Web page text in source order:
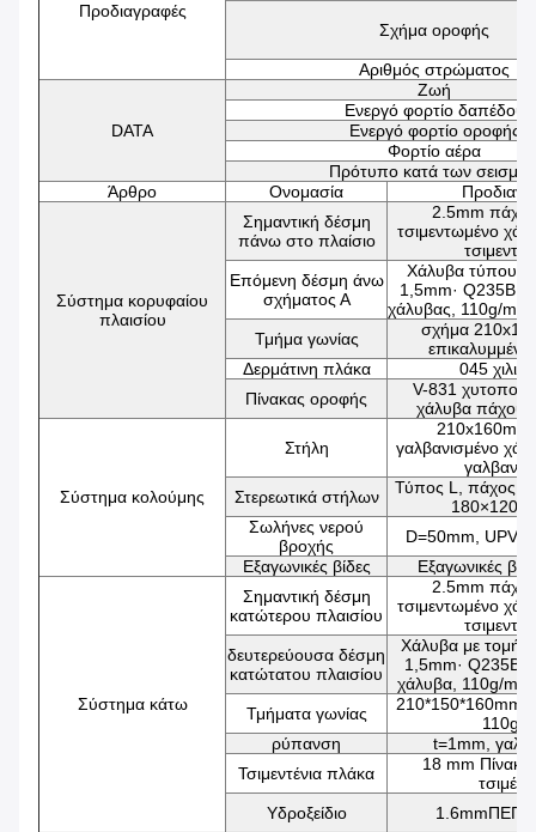
Προδιαγραφές
Σχήμα οροφής
Αριθμός στρώματος
DATA
Ζωή
Ενεργό φορτίο δαπέδου
Ενεργό φορτίο οροφής
Φορτίο αέρα
Πρότυπο κατά των
Άρθρο
Ονομασία
Σύστημα κορυφαίου
πλαισίου
Σημαντική δέσμη
πάνω στο πλαίσιο
2.5mm
τσιμεντωμένο
Επόμενη δέσμη άνω
σχήματος Α
Χάλυβα τύπου
1,5mm· Q235B
χάλυβας, 110g/m2
Τμήμα γωνίας
σχήμα
Δερμάτινη πλάκα
045
Πίνακας οροφής
V-831
χάλυβα
Σύστημα κολούμης
Στήλη
γαλβανισμένο
Στερεωτικά στήλων
Τύπος L, πάχος
Σωλήνες νερού
βροχής
D=50mm,
Εξαγωνικές βίδες
Εξαγωνικές
Σύστημα κάτω
Σημαντική δέσμη
κατώτερου πλαισίου
2.5mm
τσιμεντωμένο
δευτερεύουσα δέσμη
κατώτατου πλαισίου
Χάλυβα με τομή
1,5mm· Q235B
χάλυβα, 110g/m2
Τμήματα γωνίας
210*150*160mm,
110g/
ρύπανση
t=1mm,
Τσιμεντένια πλάκα
18 mm
Υδροξείδιο
1.6mmΠΕΠΚ